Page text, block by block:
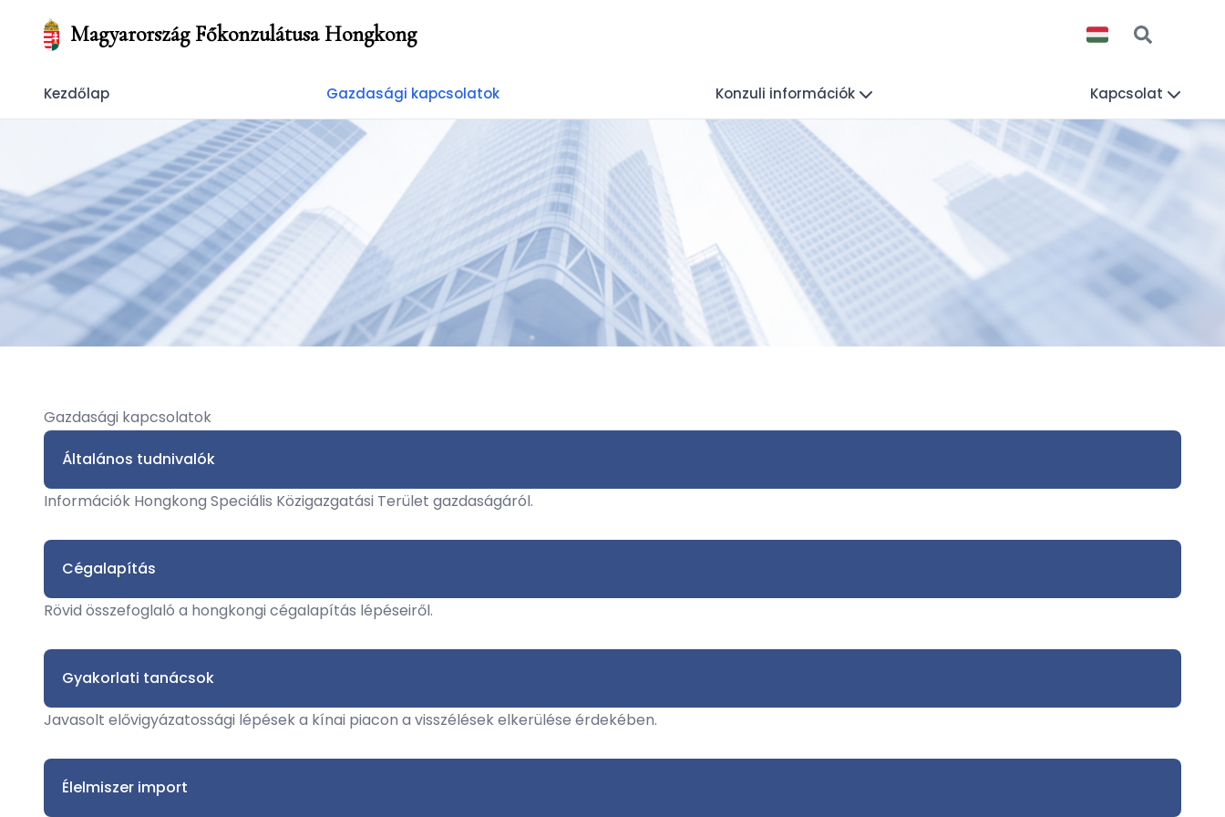
Magyarország Főkonzulátusa Hongkong
Kezdőlap Gazdasági kapcsolatok Konzuli információk Kapcsolat
Gazdasági kapcsolatok
Általános tudnivalók
Információk Hongkong Speciális Közigazgatási Terület gazdaságáról.
Cégalapítás
Rövid összefoglaló a hongkongi cégalapítás lépéseiről.
Gyakorlati tanácsok
Javasolt elővigyázatossági lépések a kínai piacon a visszélések elkerülése érdekében.
Élelmiszer import